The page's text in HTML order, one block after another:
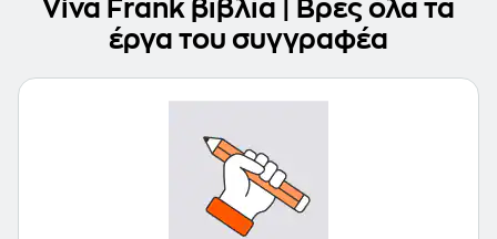
Viva Frank βιβλία | Βρες όλα τα
έργα του συγγραφέα